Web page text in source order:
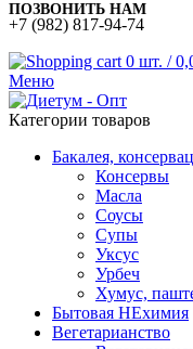
ПОЗВОНИТЬ НАМ
+7 (982) 817-94-74
0 шт. /
Меню
Категории товаров
Бакалея,
Консервы
Масла
Соусы
Супы
Уксус
Урбеч
Хумус,
Бытовая НЕхимия
Вегетарианство